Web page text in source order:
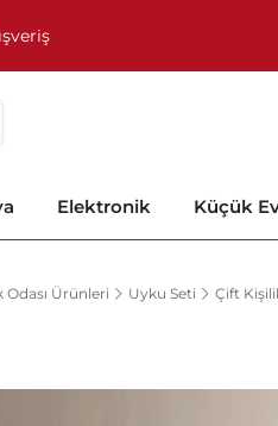
Elektronik Küçük
Odası Ürünleri Uyku Seti Çift